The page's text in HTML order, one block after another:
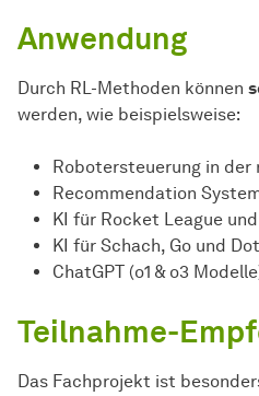
Anwendung
Durch RL-Methoden können
werden, wie beispielsweise:
Robotersteuerung in der
Recommendation
KI für Rocket League
KI für Schach, Go und
ChatGPT (o1 & o3
Teilnahme-
Das Fachprojekt ist